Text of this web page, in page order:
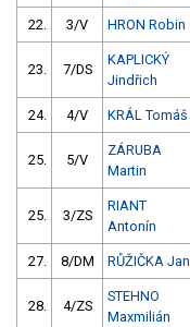
22. 3/V HRON Robin
23. 7/DS
KAPLICKÝ
Jindřich
24. 4/V KRÁL Tomáš
25. 5/V
ZÁRUBA
Martin
25. 3/ZS
RIANT
Antonín
27. 8/DM RŮŽIČKA Jan
28. 4/ZS
STEHNO
Maxmilián